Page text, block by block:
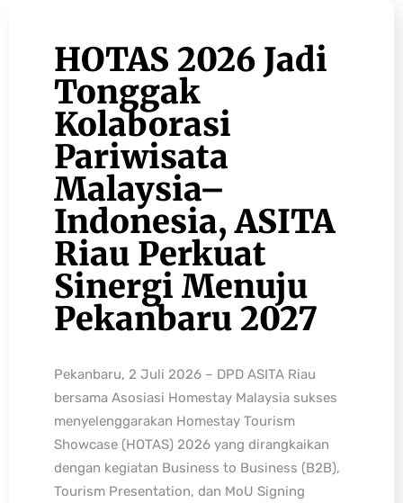
HOTAS 2026 Jadi
Tonggak
Kolaborasi
Pariwisata
Malaysia–
Indonesia, ASITA
Riau Perkuat
Sinergi Menuju
Pekanbaru 2027
Pekanbaru, 2 Juli 2026 – DPD ASITA Riau
bersama Asosiasi Homestay Malaysia sukses
menyelenggarakan Homestay Tourism
Showcase (HOTAS) 2026 yang dirangkaikan
dengan kegiatan Business to Business (B2B),
Tourism Presentation, dan MoU Signing